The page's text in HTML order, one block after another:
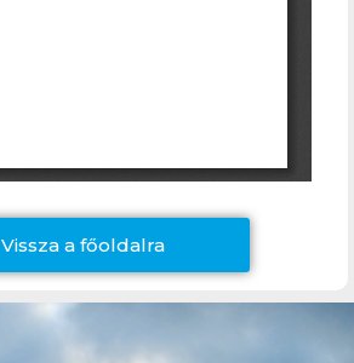
Vissza a főoldalra